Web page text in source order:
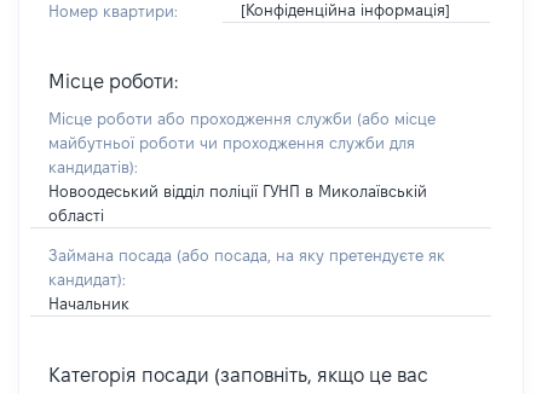
Номер квартири: [Конфіденційна інформація]
Місце роботи:
Місце роботи або проходження служби (або місце
майбутньої роботи чи проходження служби для
кандидатів):
Новоодеський відділ поліції ГУНП в Миколаївській
області
Займана посада (або посада, на яку претендуєте як
кандидат):
Начальник
Категорія посади (заповніть, якщо це вас